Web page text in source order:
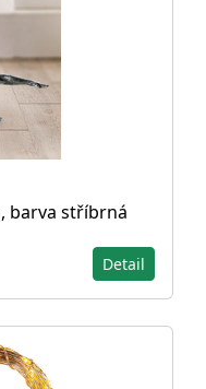
barva stříbrná
Detail